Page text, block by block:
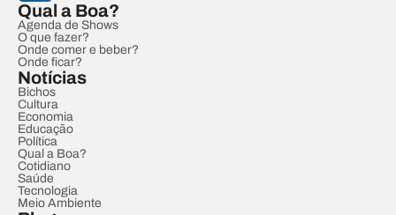
Qual a Boa?
Agenda de Shows
O que fazer?
Onde comer e beber?
Onde ficar?
Notícias
Bichos
Cultura
Economia
Educação
Política
Qual a Boa?
Cotidiano
Saúde
Tecnologia
Meio Ambiente